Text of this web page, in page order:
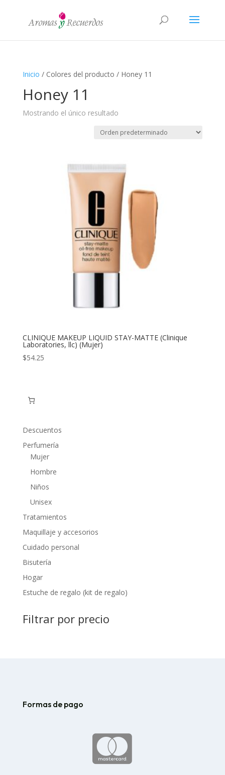
Inicio / Colores del producto / Honey 11
Honey 11
Mostrando el único resultado
CLINIQUE MAKEUP LIQUID STAY-MATTE (Clinique
Laboratories, llc) (Mujer)
$54.25
Descuentos
Perfumería
Mujer
Hombre
Niños
Unisex
Tratamientos
Maquillaje y accesorios
Cuidado personal
Bisutería
Hogar
Estuche de regalo (kit de regalo)
Filtrar por precio
Formas de pago
